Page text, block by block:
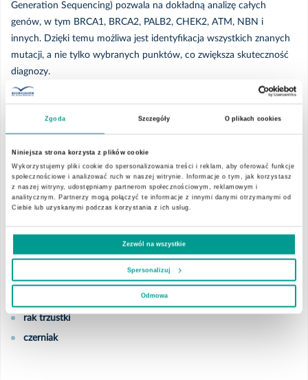
Zgoda Szczegóły O plikach cookies
Niniejsza strona korzysta z plików cookie
Wykorzystujemy pliki cookie do spersonalizowania treści i reklam, aby oferować funkcje
społecznościowe i analizować ruch w naszej witrynie. Informacje o tym, jak korzystasz
z naszej witryny, udostępniamy partnerom społecznościowym, reklamowym i
analitycznym. Partnerzy mogą połączyć te informacje z innymi danymi otrzymanymi od
Ciebie lub uzyskanymi podczas korzystania z ich usług.
Zezwól na wszystkie
Spersonalizuj
Odmowa
Fiberoskopia
Generation Sequencing) pozwala na dokładną analizę całych
genów, w tym BRCA1, BRCA2, PALB2, CHEK2, ATM, NBN i
innych. Dzięki temu możliwa jest identyfikacja wszystkich znanych
mutacji, a nie tylko wybranych punktów, co zwiększa skuteczność
diagnozy.
Dzięki programowi „Badamy Geny” możliwe jest wykrycie mutacji
genów związanych z ryzykiem zachorowania na nowotwory takie
jak:
rak piersi
rak jajnika
rak prostaty
rak endometrium
rak tarczycy
rak trzustki
czerniak